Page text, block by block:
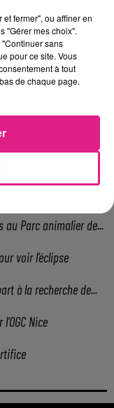
de
cinémas lorrains...
lors de visite à...
au Parc animalier de...
voir l’éclipse
à la recherche de...
Nice
fermer", ou affiner en
"Gérer mes choix".
sans
pour ce site. Vous
à tout
de chaque page.